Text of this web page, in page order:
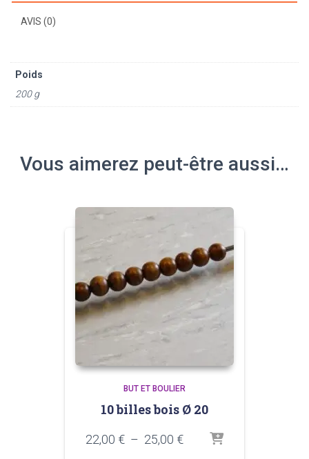
AVIS (0)
Poids
200 g
Vous aimerez peut-être aussi…
BUT ET BOULIER
10 billes bois Ø 20
22,00 € – 25,00 €Plage